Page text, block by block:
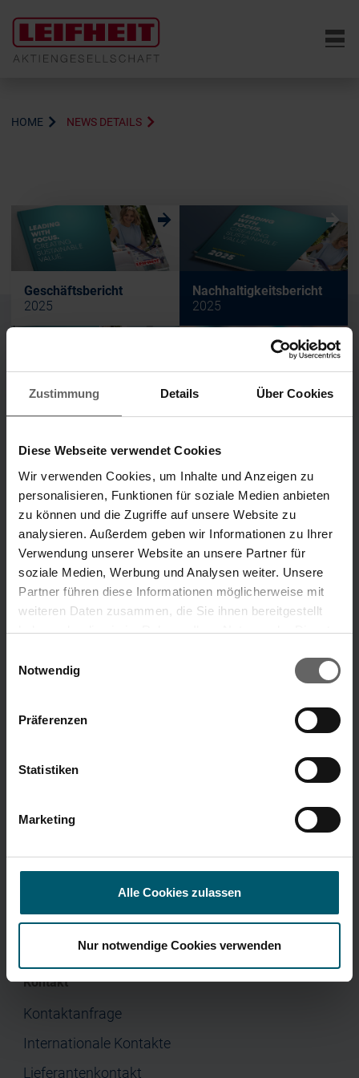
Zustimmung Details Über Cookies
Diese Webseite verwendet Cookies
Wir verwenden Cookies, um Inhalte und Anzeigen zu
personalisieren, Funktionen für soziale Medien anbieten
zu können und die Zugriffe auf unsere Website zu
analysieren. Außerdem geben wir Informationen zu Ihrer
Verwendung unserer Website an unsere Partner für
soziale Medien, Werbung und Analysen weiter. Unsere
Partner führen diese Informationen möglicherweise mit
weiteren Daten zusammen, die Sie ihnen bereitgestellt
haben oder die sie im Rahmen Ihrer Nutzung der Dienste
Cookies, wenn Sie unsere Webseite weiterhin nutzen.
Notwendig
Präferenzen
Statistiken
Marketing
Alle Cookies zulassen
Nur notwendige Cookies verwenden
6
HOME NEWS DETAILS
Geschäftsbericht
2025
w
Nachhaltigkeitsbericht
2025
w
w
Unternehmensbereiche
Unsere Marken
„Unsere Ideen, die dein Leben leichter machen.“
Marke Leifheit Marke Soehnle
Home
Investor Relations
Jobs & Karriere
Kontakt
Kontaktanfrage
Internationale Kontakte
Lieferantenkontakt
Suchvorschläge